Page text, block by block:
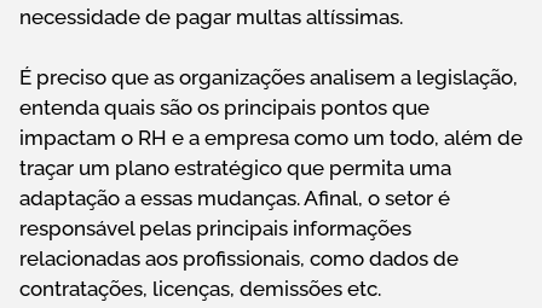
necessidade de pagar multas altíssimas.
É preciso que as organizações analisem a legislação,
entenda quais são os principais pontos que
impactam o RH e a empresa como um todo, além de
traçar um plano estratégico que permita uma
adaptação a essas mudanças. Afinal, o setor é
responsável pelas principais informações
relacionadas aos profissionais, como dados de
contratações, licenças, demissões etc.